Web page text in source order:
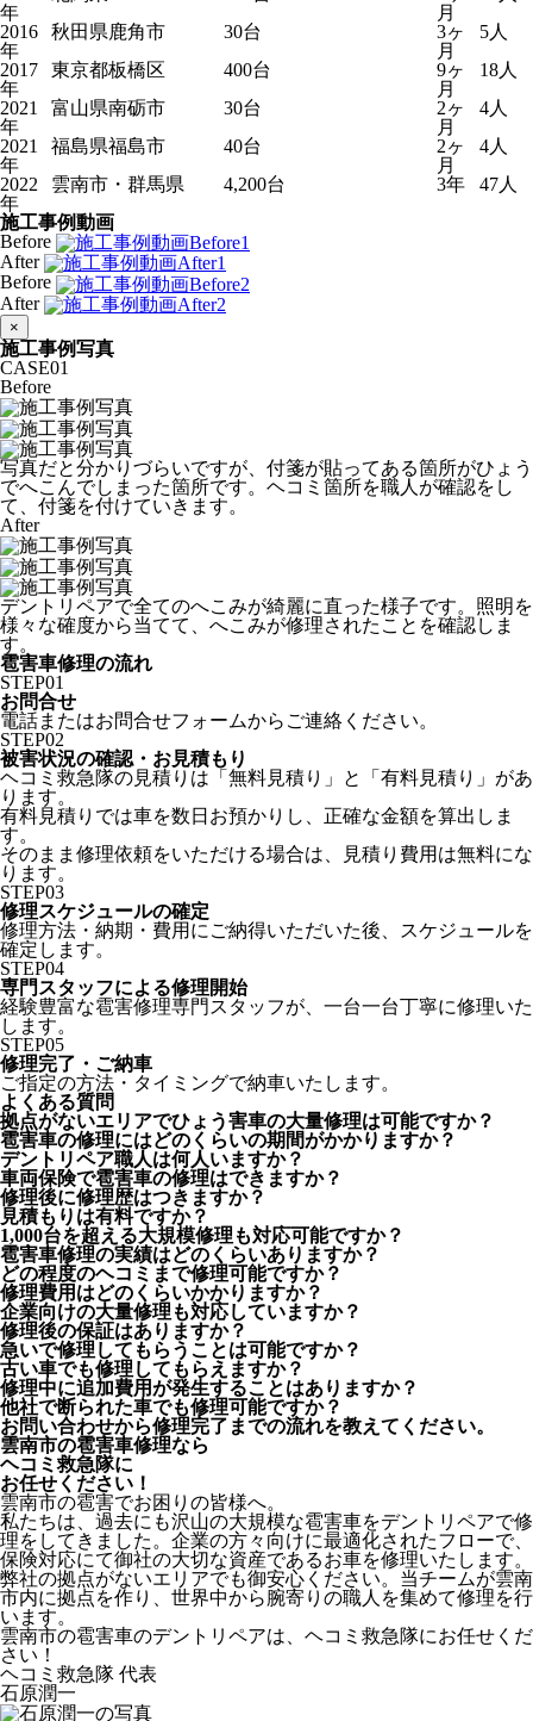
年
月
2016
年
秋田県鹿角市 30台
3ヶ
月
5人
2017
年
東京都板橋区 400台
9ヶ
月
18人
2021
年
富山県南砺市 30台
2ヶ
月
4人
2021
年
福島県福島市 40台
2ヶ
月
4人
2022
年
雲南市・群馬県 4,200台 3年
47人
施工事例動画
Before
After
Before
After
×
施工事例写真
CASE01
Before
写真だと分かりづらいですが、付箋が貼ってある箇所がひょう
でへこんでしまった箇所です。ヘコミ箇所を職人が確認をし
て、付箋を付けていきます。
After
デントリペアで全てのへこみが綺麗に直った様子です。照明を
様々な確度から当てて、へこみが修理されたことを確認しま
す。
雹害車修理の流れ
STEP01
お問合せ
電話またはお問合せフォームからご連絡ください。
STEP02
被害状況の確認・お見積もり
ヘコミ救急隊の見積りは「無料見積り」と「有料見積り」があ
ります。
有料見積りでは車を数日お預かりし、正確な金額を算出しま
す。
そのまま修理依頼をいただける場合は、見積り費用は無料にな
ります。
STEP03
修理スケジュールの確定
修理方法・納期・費用にご納得いただいた後、スケジュールを
確定します。
STEP04
専門スタッフによる修理開始
経験豊富な雹害修理専門スタッフが、一台一台丁寧に修理いた
します。
STEP05
修理完了・ご納車
ご指定の方法・タイミングで納車いたします。
よくある質問
拠点がないエリアでひょう害車の大量修理は可能ですか？
雹害車の修理にはどのくらいの期間がかかりますか？
デントリペア職人は何人いますか？
車両保険で雹害車の修理はできますか？
修理後に修理歴はつきますか？
見積もりは有料ですか？
1,000台を超える大規模修理も対応可能ですか？
雹害車修理の実績はどのくらいありますか？
どの程度のヘコミまで修理可能ですか？
修理費用はどのくらいかかりますか？
企業向けの大量修理も対応していますか？
修理後の保証はありますか？
急いで修理してもらうことは可能ですか？
古い車でも修理してもらえますか？
修理中に追加費用が発生することはありますか？
他社で断られた車でも修理可能ですか？
お問い合わせから修理完了までの流れを教えてください。
雲南市の雹害車修理なら
ヘコミ救急隊に
お任せください！
雲南市の雹害でお困りの皆様へ。
私たちは、過去にも沢山の大規模な雹害車をデントリペアで修
理をしてきました。企業の方々向けに最適化されたフローで、
保険対応にて御社の大切な資産であるお車を修理いたします。
弊社の拠点がないエリアでも御安心ください。当チームが雲南
市内に拠点を作り、世界中から腕寄りの職人を集めて修理を行
います。
雲南市の雹害車のデントリペアは、ヘコミ救急隊にお任せくだ
さい！
ヘコミ救急隊 代表
石原潤一